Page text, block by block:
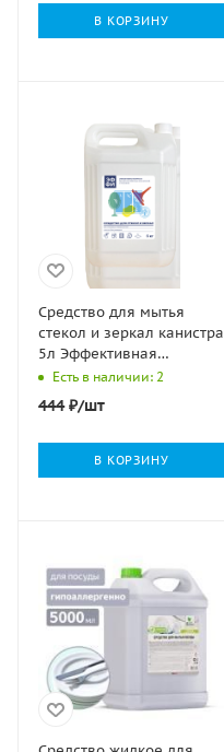
В КОРЗИНУ
Средство для мытья
стекол и зеркал канистра
5л Эффективная
формула ЭФФИ (Эксперт
1000) 1/4
Есть в наличии: 2
444₽/шт
В КОРЗИНУ